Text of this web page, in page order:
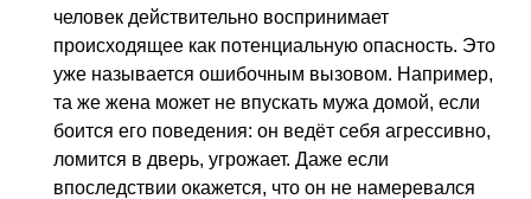
человек действительно воспринимает
происходящее как потенциальную опасность. Это
уже называется ошибочным вызовом. Например,
та же жена может не впускать мужа домой, если
боится его поведения: он ведёт себя агрессивно,
ломится в дверь, угрожает. Даже если
впоследствии окажется, что он не намеревался